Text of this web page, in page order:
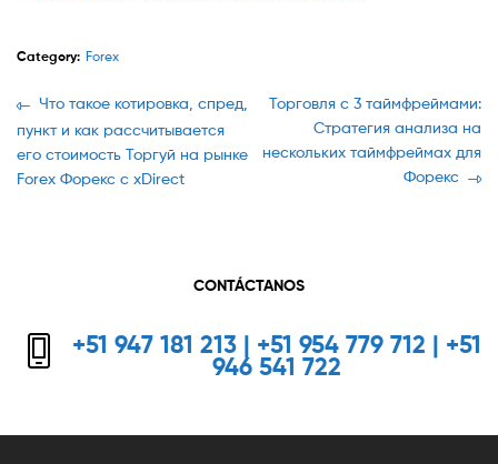
Category: Forex
Navegación
de
entradas
Previous
post:
Что такое котировка, спред,
пункт и как рассчитывается
его стоимость Торгуй на рынке
Forex Форекс с xDirect
Next
Торговля с 3 таймфреймами:
Стратегия анализа на
нескольких таймфреймах для
Форекс
CONTÁCTANOS
+51 947 181 213 | +51 954 779 712 | +51
946 541 722